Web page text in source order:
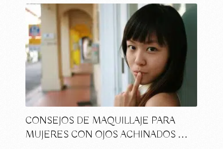
CONSEJOS DE MAQUILLAJE PARA
MUJERES CON OJOS ACHINADOS …